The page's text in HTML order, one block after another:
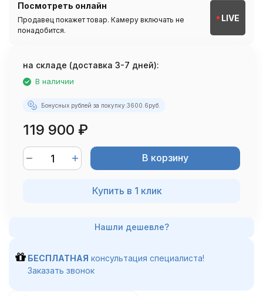
Посмотреть онлайн
Продавец покажет товар. Камеру включать не
понадобится.
LIVE
на складе (доставка 3-7 дней):
В наличии
Бонусных рублей за покупку:3600.6руб.
119 900 ₽
В корзину
Купить в 1 клик
БЕСПЛАТНАЯ консультация специалиста!
Заказать звонок